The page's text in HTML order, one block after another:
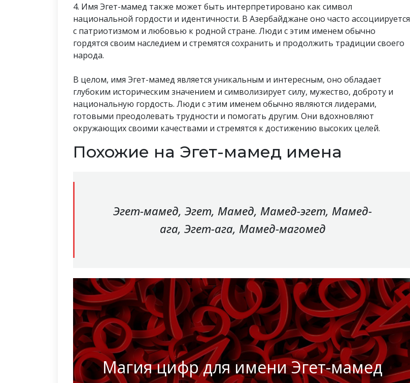
4. Имя Эгет-мамед также может быть интерпретировано как символ
национальной гордости и идентичности. В Азербайджане оно часто ассоциируется
с патриотизмом и любовью к родной стране. Люди с этим именем обычно
гордятся своим наследием и стремятся сохранить и продолжить традиции своего
народа.
В целом, имя Эгет-мамед является уникальным и интересным, оно обладает
глубоким историческим значением и символизирует силу, мужество, доброту и
национальную гордость. Люди с этим именем обычно являются лидерами,
готовыми преодолевать трудности и помогать другим. Они вдохновляют
окружающих своими качествами и стремятся к достижению высоких целей.
Похожие на Эгет-мамед имена
Эгет-мамед, Эгет, Мамед, Мамед-эгет, Мамед-
ага, Эгет-ага, Мамед-магомед
Магия цифр для имени Эгет-мамед